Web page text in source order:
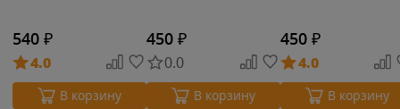
540 ₽
4.0
В корзину
450 ₽
0.0
В корзину
450 ₽
4.0
В корзину